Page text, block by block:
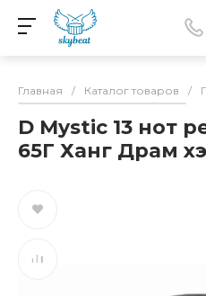
Главная / Каталог товаров /
D Mystic 13 нот
65Г Ханг Драм